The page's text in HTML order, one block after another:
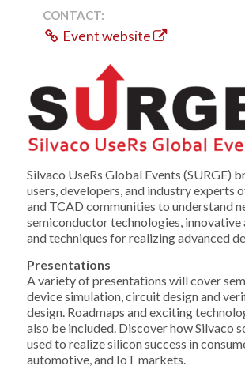
CONTACT:
Event website
Silvaco UseRs Global Events (SURGE)
users, developers, and industry experts
and TCAD communities to understand
semiconductor technologies, innovative
and techniques for realizing advanced
Presentations
A variety of presentations will cover
device simulation, circuit design and
design. Roadmaps and exciting
also be included. Discover how Silvaco
used to realize silicon success in
automotive, and IoT markets.